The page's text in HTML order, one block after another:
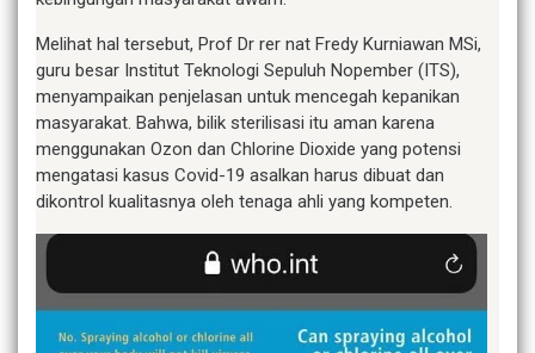
Melihat hal tersebut, Prof Dr rer nat Fredy Kurniawan MSi,
guru besar Institut Teknologi Sepuluh Nopember (ITS),
menyampaikan penjelasan untuk mencegah kepanikan
masyarakat. Bahwa, bilik sterilisasi itu aman karena
menggunakan Ozon dan Chlorine Dioxide yang potensi
mengatasi kasus Covid-19 asalkan harus dibuat dan
dikontrol kualitasnya oleh tenaga ahli yang kompeten.